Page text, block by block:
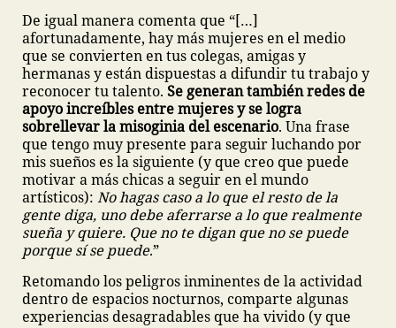
De igual manera comenta que “[…]
afortunadamente, hay más mujeres en el medio
que se convierten en tus colegas, amigas y
hermanas y están dispuestas a difundir tu trabajo y
reconocer tu talento. Se generan también redes de
apoyo increíbles entre mujeres y se logra
sobrellevar la misoginia del escenario. Una frase
que tengo muy presente para seguir luchando por
mis sueños es la siguiente (y que creo que puede
motivar a más chicas a seguir en el mundo
artísticos): No hagas caso a lo que el resto de la
gente diga, uno debe aferrarse a lo que realmente
sueña y quiere. Que no te digan que no se puede
porque sí se puede.”
Retomando los peligros inminentes de la actividad
dentro de espacios nocturnos, comparte algunas
experiencias desagradables que ha vivido (y que